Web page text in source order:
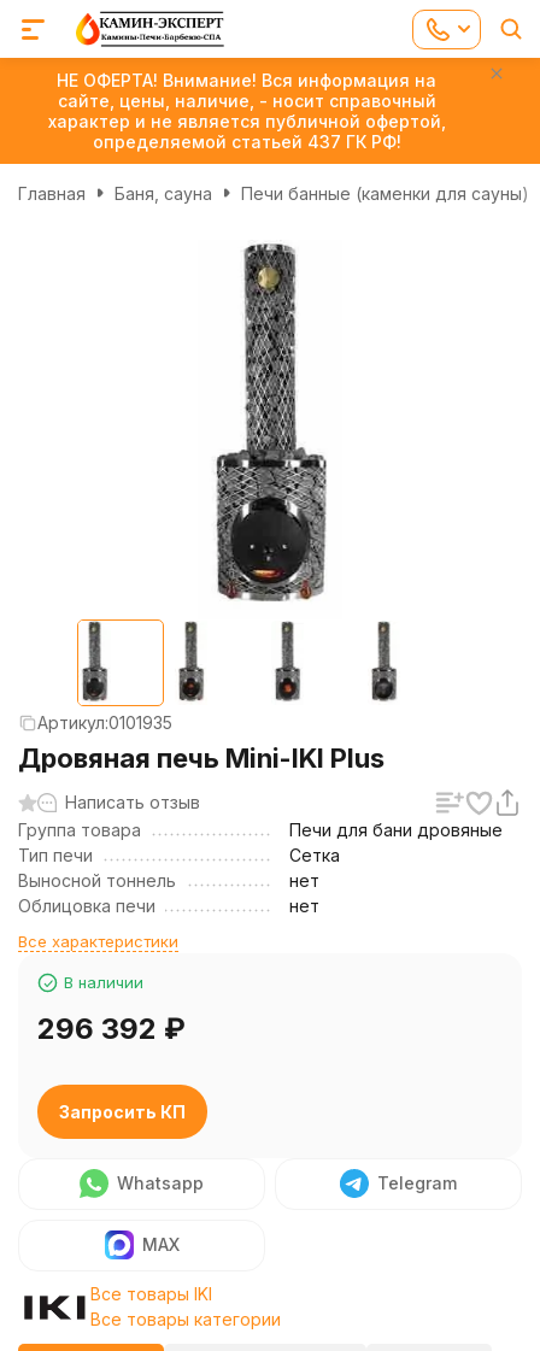
НЕ ОФЕРТА! Внимание! Вся информация на
сайте, цены, наличие, - носит справочный
характер и не является публичной офертой,
определяемой статьей 437 ГК РФ!
Главная Баня, сауна Печи банные (каменки для сауны)
Артикул:0101935
Дровяная печь Mini-IKI Plus
Написать отзыв
Группа товара
Печи для бани дровяные
Тип печи
Сетка
Выносной тоннель
нет
Облицовка печи
нет
Все характеристики
В наличии
296 392 ₽
Запросить КП
Whatsapp Telegram
MAX
Все товары IKI
Все товары категории